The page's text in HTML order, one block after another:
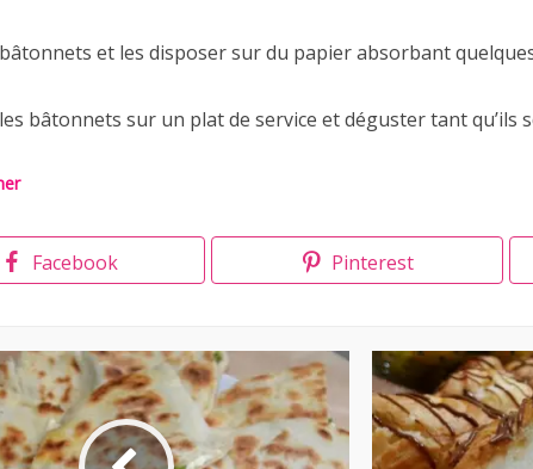
et les disposer sur du papier absorbant
bâtonnets sur un plat de service et déguster tant qu’ils
Facebook Pinterest